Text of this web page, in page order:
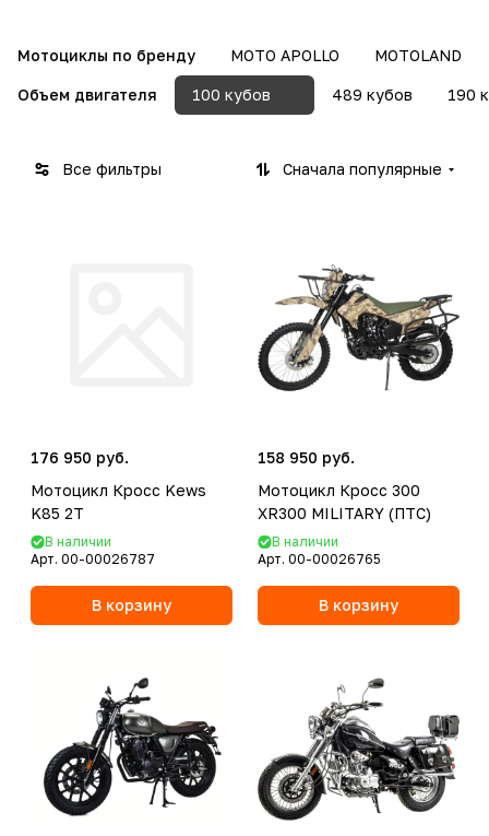
Мотоциклы по бренду MOTO APOLLO MOTOLAND
Объем двигателя 489 кубов 190
100 кубов
Все фильтры Сначала популярные
176 950 руб.
Мотоцикл Кросс Kews
K85 2T
В наличии
Арт. 00-00026787
В корзину
158 950 руб.
Мотоцикл Кросс 300
XR300 MILITARY (ПТС)
В наличии
Арт. 00-00026765
В корзину